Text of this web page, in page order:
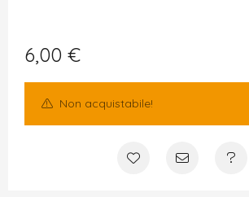
6,00 €
Non acquistabile!